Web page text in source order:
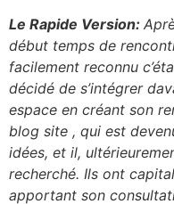
Le Rapide Version:
début temps de
facilement reconnu
décidé de s’intégrer
espace en créant son
blog site , qui est
idées, et il,
recherché. Ils ont
apportant son